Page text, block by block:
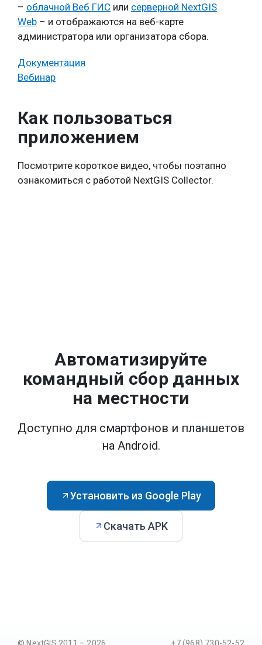
– облачной Веб ГИС или серверной NextGIS
Web – и отображаются на веб-карте
администратора или организатора сбора.
Документация
Вебинар
Как пользоваться
приложением
Посмотрите короткое видео, чтобы поэтапно
ознакомиться с работой NextGIS Collector.
Автоматизируйте
командный сбор данных
на местности
Доступно для смартфонов и планшетов
на Android.
Установить из Google Play
Скачать APK
+7 (968) 730-52-52
© NextGIS 2011 – 2026